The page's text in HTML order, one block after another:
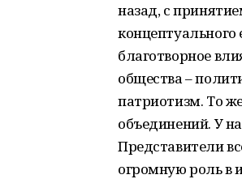
назад, с
благотворное
общества –
патриотизм. То
объединений. У
Представители
огромную роль в